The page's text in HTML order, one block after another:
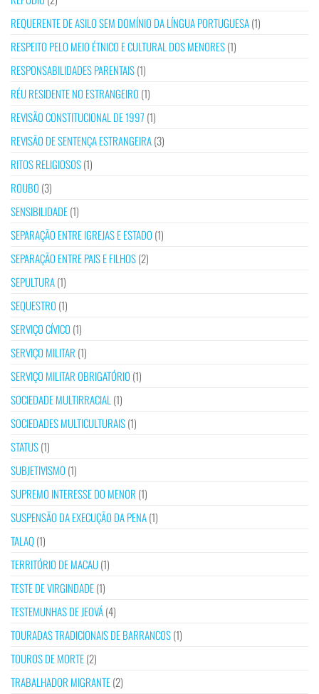
REQUERENTE DE ASILO SEM DOMÍNIO DA LÍNGUA PORTUGUESA(1)
RESPEITO PELO MEIO ÉTNICO E CULTURAL DOS MENORES(1)
RESPONSABILIDADES PARENTAIS(1)
RÉU RESIDENTE NO ESTRANGEIRO (1)
REVISÃO CONSTITUCIONAL DE 1997 (1)
REVISÃO DE SENTENÇA ESTRANGEIRA(3)
RITOS RELIGIOSOS(1)
ROUBO (3)
SENSIBILIDADE(1)
SEPARAÇÃO ENTRE IGREJAS E ESTADO (1)
SEPARAÇÃO ENTRE PAIS E FILHOS(2)
SEPULTURA(1)
SEQUESTRO (1)
SERVIÇO CÍVICO (1)
SERVIÇO MILITAR (1)
SERVIÇO MILITAR OBRIGATÓRIO (1)
SOCIEDADE MULTIRRACIAL (1)
SOCIEDADES MULTICULTURAIS(1)
STATUS(1)
SUBJETIVISMO (1)
SUPREMO INTERESSE DO MENOR (1)
SUSPENSÃO DA EXECUÇÃO DA PENA(1)
TALAQ(1)
TERRITÓRIO DE MACAU(1)
TESTE DE VIRGINDADE(1)
TESTEMUNHAS DE JEOVÁ(4)
TOURADAS TRADICIONAIS DE BARRANCOS(1)
TOUROS DE MORTE(2)
TRABALHADOR MIGRANTE(2)